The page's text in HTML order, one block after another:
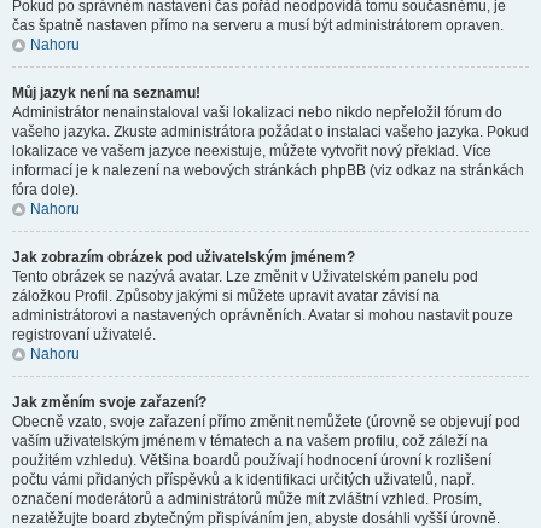
Pokud po správném nastavení čas pořád neodpovídá tomu současnému, je
čas špatně nastaven přímo na serveru a musí být administrátorem opraven.
Nahoru
Můj jazyk není na seznamu!
Administrátor nenainstaloval vaši lokalizaci nebo nikdo nepřeložil fórum do
vašeho jazyka. Zkuste administrátora požádat o instalaci vašeho jazyka. Pokud
lokalizace ve vašem jazyce neexistuje, můžete vytvořit nový překlad. Více
informací je k nalezení na webových stránkách phpBB (viz odkaz na stránkách
fóra dole).
Nahoru
Jak zobrazím obrázek pod uživatelským jménem?
Tento obrázek se nazývá avatar. Lze změnit v Uživatelském panelu pod
záložkou Profil. Způsoby jakými si můžete upravit avatar závisí na
administrátorovi a nastavených oprávněních. Avatar si mohou nastavit pouze
registrovaní uživatelé.
Nahoru
Jak změním svoje zařazení?
Obecně vzato, svoje zařazení přímo změnit nemůžete (úrovně se objevují pod
vaším uživatelským jménem v tématech a na vašem profilu, což záleží na
použitém vzhledu). Většina boardů používají hodnocení úrovní k rozlišení
počtu vámi přidaných příspěvků a k identifikaci určitých uživatelů, např.
označení moderátorů a administrátorů může mít zvláštní vzhled. Prosím,
nezatěžujte board zbytečným přispíváním jen, abyste dosáhli vyšší úrovně.